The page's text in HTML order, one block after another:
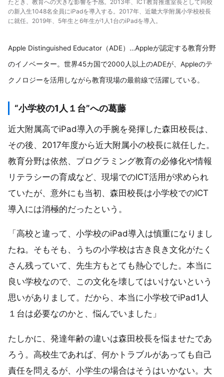
たとき、教育への大きな影響を予感。2013年、ICT教育推進室長として同校
の新入生1048名全員にiPadを導入する。2017年、近畿大学附属小学校校長
に就任。2019年、5年生と6年生が1人1台のiPadを導入。
Apple Distinguished Educator（ADE）…Appleが認定する教育分野
のイノベーター。世界45カ国で2000人以上のADEが、Appleのテ
クノロジーを活用しながら教育現場の最前線で活躍している。
“小学校の1人１台”への葛藤
近大附属高でiPad導入の手腕を発揮した森田校長は、
その後、2017年度から近大附属小の校長に就任した。
教育分野は依然、プログラミング教育の必修化や情報
リテラシーの育成など、現場でのICT活用が求められ
ていたが、意外にも当初、森田校長は小学校でのICT
導入には消極的だったという。
「高校と違って、小学校のiPad導入は慎重になりまし
たね。そもそも、うちの小学校は古き良き文化がたく
さん残っていて、先生方もとても熱心でした。本当に
良い学校なので、この文化を壊してはいけないという
思いがありまして。だから、本当に小学校でiPad1人
１台は必要なのかと、悩んでいました」
たしかに、発達年齢の違いは森田校長を悩ませたであ
ろう。高校生であれば、何かトラブルがあっても自己
責任を問えるが、小学生の場合はそうはいかない。大